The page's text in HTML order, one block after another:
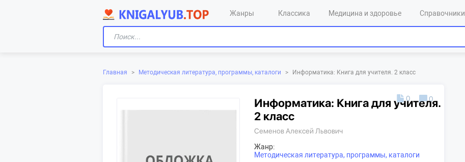
Жанры Классика Медицина и здоровье Справочники
Главная > Методическая литература, программы, каталоги > Информатика: Книга для учителя. 2 класс
Информатика: Книга для учителя.
2 класс
Семенов Алексей Львович
Жанр:
Методическая литература, программы, каталоги
0 0